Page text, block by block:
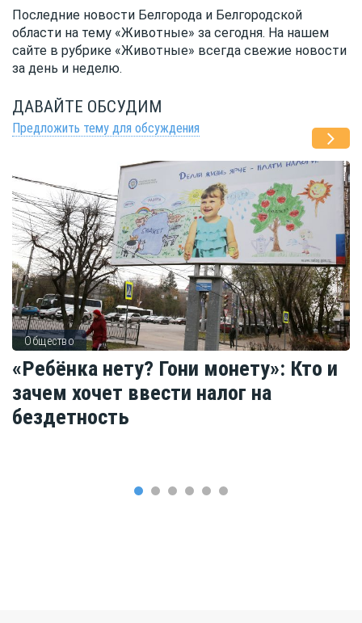
Последние новости Белгорода и Белгородской
области на тему «Животные» за сегодня. На нашем
сайте в рубрике «Животные» всегда свежие новости
за день и неделю.
ДАВАЙТЕ ОБСУДИМ
Предложить тему для обсуждения
Общество
«Ребёнка нету? Гони монету»: Кто и
зачем хочет ввести налог на
бездетность